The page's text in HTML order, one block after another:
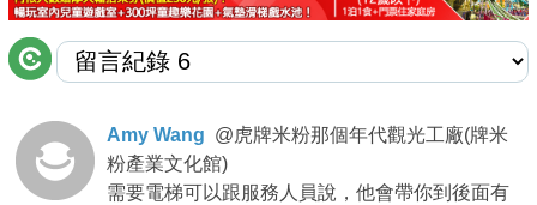
討論區
聯絡我們
APP下載
Amy Wang @虎牌米粉那個年代觀光工廠(牌米
粉產業文化館)
需要電梯可以跟服務人員說，他會帶你到後面有